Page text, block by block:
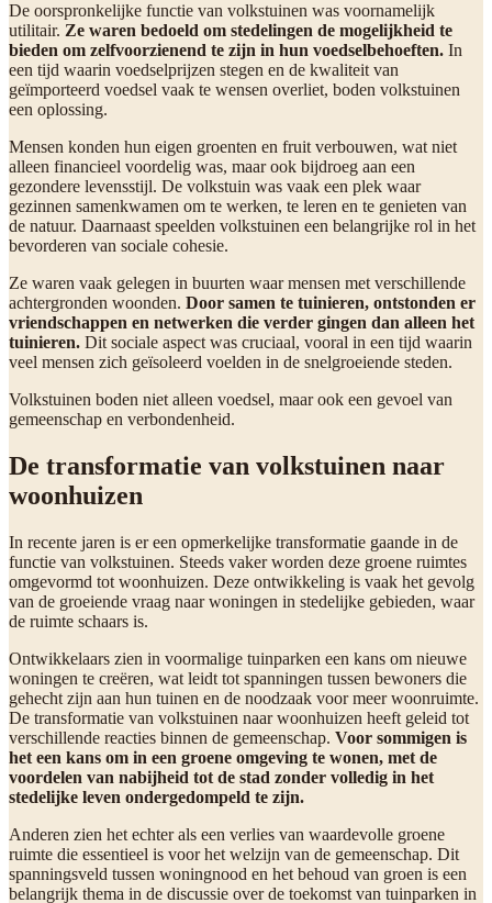
De oorspronkelijke functie van volkstuinen was voornamelijk
utilitair. Ze waren bedoeld om stedelingen de mogelijkheid te
bieden om zelfvoorzienend te zijn in hun voedselbehoeften. In
een tijd waarin voedselprijzen stegen en de kwaliteit van
geïmporteerd voedsel vaak te wensen overliet, boden volkstuinen
een oplossing.
Mensen konden hun eigen groenten en fruit verbouwen, wat niet
alleen financieel voordelig was, maar ook bijdroeg aan een
gezondere levensstijl. De volkstuin was vaak een plek waar
gezinnen samenkwamen om te werken, te leren en te genieten van
de natuur. Daarnaast speelden volkstuinen een belangrijke rol in het
bevorderen van sociale cohesie.
Ze waren vaak gelegen in buurten waar mensen met verschillende
achtergronden woonden. Door samen te tuinieren, ontstonden er
vriendschappen en netwerken die verder gingen dan alleen het
tuinieren. Dit sociale aspect was cruciaal, vooral in een tijd waarin
veel mensen zich geïsoleerd voelden in de snelgroeiende steden.
Volkstuinen boden niet alleen voedsel, maar ook een gevoel van
gemeenschap en verbondenheid.
De transformatie van volkstuinen naar
woonhuizen
In recente jaren is er een opmerkelijke transformatie gaande in de
functie van volkstuinen. Steeds vaker worden deze groene ruimtes
omgevormd tot woonhuizen. Deze ontwikkeling is vaak het gevolg
van de groeiende vraag naar woningen in stedelijke gebieden, waar
de ruimte schaars is.
Ontwikkelaars zien in voormalige tuinparken een kans om nieuwe
woningen te creëren, wat leidt tot spanningen tussen bewoners die
gehecht zijn aan hun tuinen en de noodzaak voor meer woonruimte.
De transformatie van volkstuinen naar woonhuizen heeft geleid tot
verschillende reacties binnen de gemeenschap. Voor sommigen is
het een kans om in een groene omgeving te wonen, met de
voordelen van nabijheid tot de stad zonder volledig in het
stedelijke leven ondergedompeld te zijn.
Anderen zien het echter als een verlies van waardevolle groene
ruimte die essentieel is voor het welzijn van de gemeenschap. Dit
spanningsveld tussen woningnood en het behoud van groen is een
belangrijk thema in de discussie over de toekomst van tuinparken in